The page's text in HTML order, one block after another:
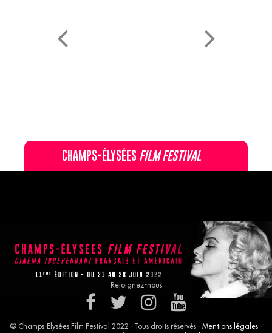
CHAMPS-ÉLYSÉES FILM FESTIVAL
Rejoignez-nous
© Champs-Elysées Film Festival 2022 - Tous droits réservés - Mentions légales -